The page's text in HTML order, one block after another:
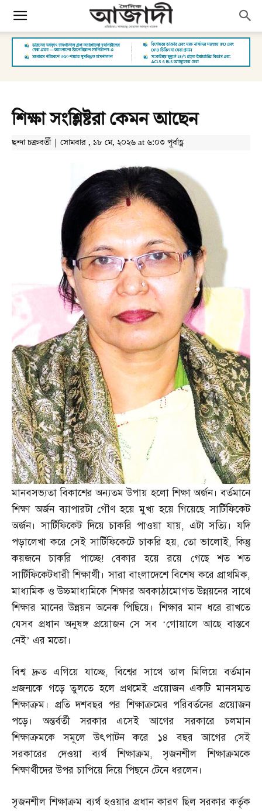
শিক্ষা সংশ্লিষ্টরা কেমন আছেন
ছন্দা চক্রবর্তী | সোমবার , ১৮ মে, ২০২৬ at ৬:০৩ পূর্বাহ্ণ
মানবসভ্যতা বিকাশের অন্যতম উপায় হলো শিক্ষা অর্জন। বর্তমানে
শিক্ষা অর্জন ব্যাপারটা গৌণ হয়ে মুখ্য হয়ে গিয়েছে সার্টিফিকেট
অর্জন। সার্টিফিকেট দিয়ে চাকরি পাওয়া যায়, এটা সত্যি। যদি
পড়ালেখা করে সেই সার্টিফিকেটে চাকরি হয়, তো ভালোই,কিন্তু
কয়জনে চাকরি পাচ্ছে! বেকার হয়ে রয়ে গেছে শত শত
সার্টিফিকেটধারী শিক্ষার্থী। সারা বাংলাদেশে বিশেষ করে প্রাথমিক,
মাধ্যমিক ও উচ্চমাধ্যমিকে শিক্ষার অবকাঠামোগত উন্নয়নের সাথে
শিক্ষার মানের উন্নয়ন অনেক পিছিয়ে। শিক্ষার মান ধরে রাখতে
যেসব প্রধান অনুষঙ্গ প্রয়োজন সে সব ‘গোয়ালে আছে বাস্তবে
নেই’ এর মতো।
বিশ্ব দ্রুত এগিয়ে যাচ্ছে,বিশ্বের সাথে তাল মিলিয়ে বর্তমান
প্রজন্মকে গড়ে তুলতে হলে প্রথমেই প্রয়োজন একটি মানসম্মত
শিক্ষাক্রম। প্রতি দশবছর পর শিক্ষাক্রমের পরিবর্তনের প্রয়োজন
পড়ে। অন্তর্বর্তী সরকার এসেই আগের সরকারে চলমান
শিক্ষাক্রমকে সমূলে উৎপাটন করে ১৪ বছর আগের সেই
সরকারের দেওয়া ব্যর্থ শিক্ষাক্রম,সৃজনশীল শিক্ষাক্রমকে
শিক্ষার্থীদের উপর চাপিয়ে দিয়ে পিছনে টেনে ধরলেন।
সৃজনশীল শিক্ষাক্রম ব্যর্থ হওয়ার প্রধান কারণ ছিল সরকার কর্তৃক